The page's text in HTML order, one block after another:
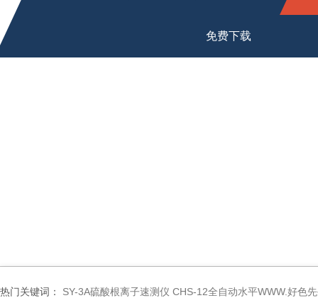
免费下载
热门关键词： SY-3A硫酸根离子速测仪 CHS-12全自动水平WWW.好色